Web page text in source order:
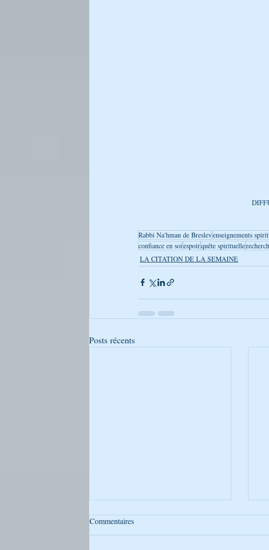
Rabbi Na'hman de Breslevenseignements
confiance en soiespoirquête spirituelle
LA CITATION DE LA SEMAINE
Posts récents
Commentaires